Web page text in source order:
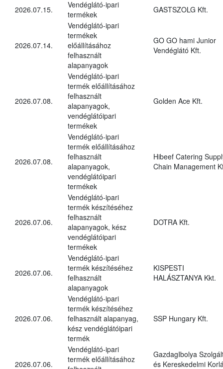
2026.07.15.
Vendéglátó-ipari
termékek
GASTSZOLG Kft.
2026.07.14.
Vendéglátó-ipari
termékek
előállításához
felhasznált
alapanyagok
GO GO hami Junior
Vendéglátó Kft.
2026.07.08.
Vendéglátó-ipari
termék előállításához
felhasznált
alapanyagok,
vendéglátóipari
termékek
Golden Ace Kft.
2026.07.08.
Vendéglátó-ipari
termék előállításához
felhasznált
alapanyagok,
vendéglátóipari
termékek
Hibeef Catering
Chain Management
2026.07.06.
Vendéglátó-ipari
termék készítéséhez
felhasznált
alapanyagok, kész
vendéglátóipari
termékek
DOTRA Kft.
2026.07.06.
Vendéglátó-ipari
termék készítéséhez
felhasznált
alapanyagok
KISPESTI
HALÁSZTANYA Kkt.
2026.07.06.
Vendéglátó-ipari
termék készítéséhez
felhasznált alapanyag,
kész vendéglátóipari
termék
SSP Hungary Kft.
2026.07.06.
Vendéglátó-ipari
termék előállításához
GazdagIbolya
és Kereskedelmi